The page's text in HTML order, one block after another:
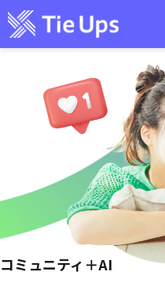
目的別 活用方法｜コミュニティ
リットリンクコラボ｜国内最
イターデータベース
お問い合わせ
セミナー情報
記事一覧
コミュニティ＋AI